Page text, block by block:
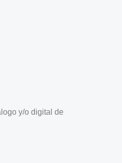
y/o digital de